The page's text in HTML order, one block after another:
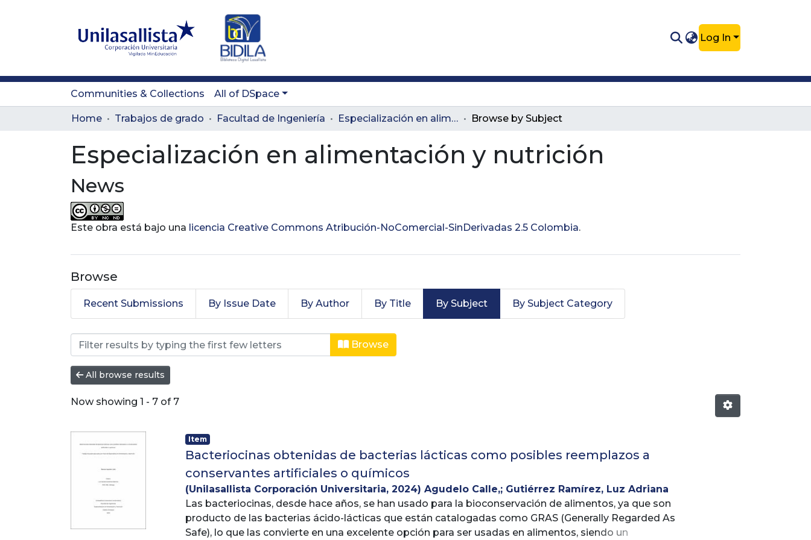
Log In
Communities & Collections All of DSpace
Home Trabajos de grado Facultad de Ingeniería Especialización en alimentación y nutrición Browse by Subject
Especialización en alimentación y nutrición
News
Este obra está bajo una licencia Creative Commons Atribución-NoComercial-SinDerivadas 2.5 Colombia.
Browse
Recent Submissions By Issue Date By Author By Title By Subject By Subject Category
Browsing Especialización en alimentación y nutrición by Subject "Alimentos"
Browse
All browse results
Now showing 1 - 7 of 7
Item
Bacteriocinas obtenidas de bacterias lácticas como posibles reemplazos a
conservantes artificiales o químicos
(Unilasallista Corporación Universitaria, 2024) Agudelo Calle,; Gutiérrez Ramírez, Luz Adriana
Las bacteriocinas, desde hace años, se han usado para la bioconservación de alimentos, ya que son
producto de las bacterias ácido-lácticas que están catalogadas como GRAS (Generally Regarded As
Safe), lo que las convierte en una excelente opción para ser usadas en alimentos, siendo un